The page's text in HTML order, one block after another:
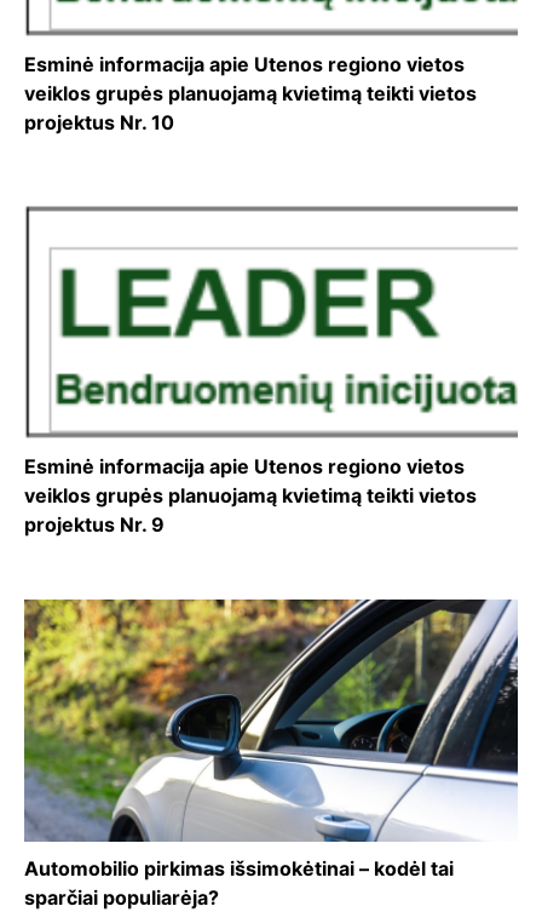
Esminė informacija apie Utenos regiono vietos
veiklos grupės planuojamą kvietimą teikti vietos
projektus Nr. 10
Esminė informacija apie Utenos regiono vietos
veiklos grupės planuojamą kvietimą teikti vietos
projektus Nr. 9
Automobilio pirkimas išsimokėtinai – kodėl tai
sparčiai populiarėja?